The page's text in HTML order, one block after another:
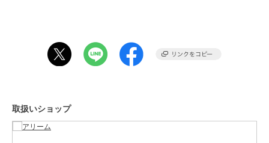
透け感[なし]
生地の厚さ[普通]
ポケット[あり]
取扱いショップ